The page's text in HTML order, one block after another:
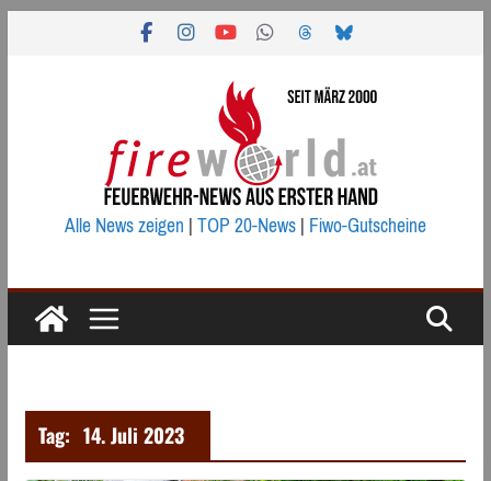
Alle News zeigen|TOP 20-News|Fiwo-Gutscheine
Tag: 14. Juli 2023